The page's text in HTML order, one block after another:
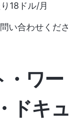
18ドル/月
い合わせくださ
・ワー
ドキュ